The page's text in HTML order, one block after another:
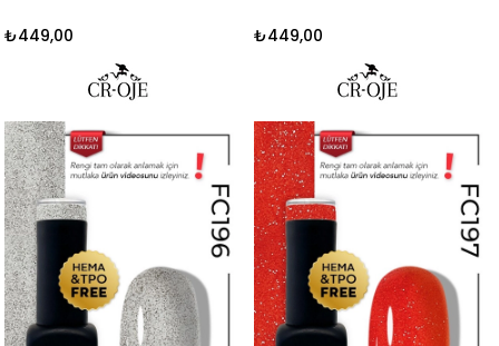
₺449,00 ₺449,00